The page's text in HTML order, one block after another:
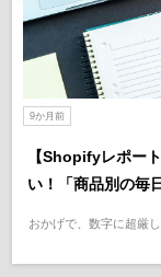
9か月前
【Shopifyレポー
い！「商品別の毎
おかげで、数字に超厳